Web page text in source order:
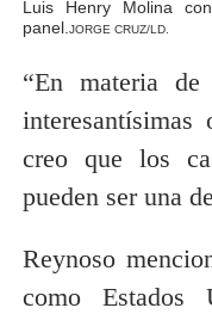
Luis Henry Molina
panel. JORGE CRUZ/LD.
“En materia
interesantísimas
creo que los
pueden ser una
Reynoso
como Estados